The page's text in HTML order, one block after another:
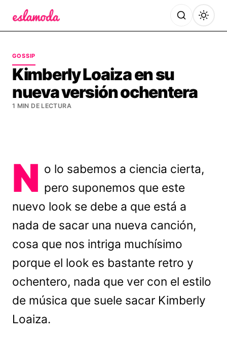
GOSSIP
Kimberly Loaiza en su
nueva versión ochentera
1 MIN DE LECTURA
N o lo sabemos a ciencia cierta,
pero suponemos que este
nuevo look se debe a que está a
nada de sacar una nueva canción,
cosa que nos intriga muchísimo
porque el look es bastante retro y
ochentero, nada que ver con el estilo
de música que suele sacar Kimberly
Loaiza.